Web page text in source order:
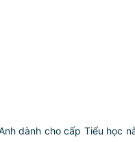
dành cho cấp Tiểu học